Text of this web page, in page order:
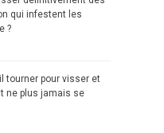
qui infestent les
?
tourner pour visser et
ne plus jamais se